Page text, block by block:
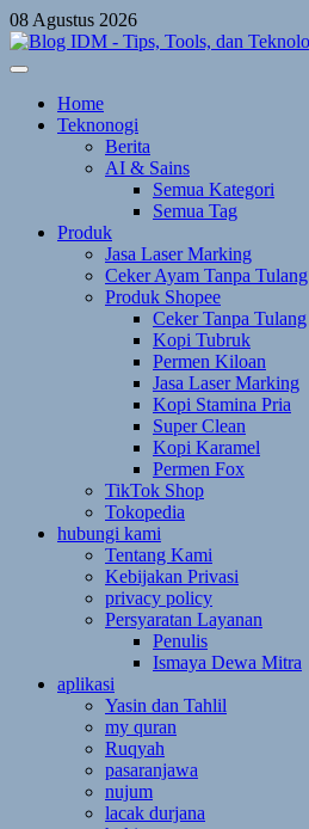
Skip
to
content
08 Agustus 2026
Home
Teknonogi
Berita
AI & Sains
Semua Kategori
Semua Tag
Produk
Jasa Laser Marking
Ceker Ayam Tanpa Tulang
Produk Shopee
Ceker Tanpa Tulang
Kopi Tubruk
Permen Kiloan
Jasa Laser Marking
Kopi Stamina Pria
Super Clean
Kopi Karamel
Permen Fox
TikTok Shop
Tokopedia
hubungi kami
Tentang Kami
Kebijakan Privasi
privacy policy
Persyaratan Layanan
Penulis
Ismaya Dewa Mitra
aplikasi
Yasin dan Tahlil
my quran
Ruqyah
pasaranjawa
nujum
lacak durjana